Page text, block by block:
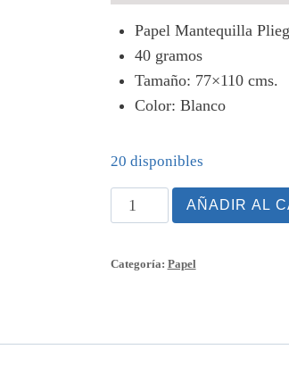
Papel Mantequilla
40 gramos
Tamaño: 77×110 cms.
Color: Blanco
20 disponibles
Papel
Mantequilla
cantidad
AÑADIR AL
Categoría: Papel